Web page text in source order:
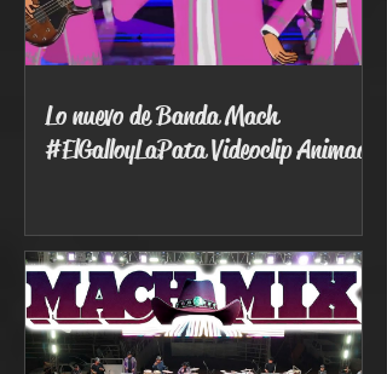
Lo nuevo de Banda Mach
#ElGalloyLaPata Videoclip Animado